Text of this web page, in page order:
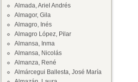
Almada, Ariel Andrés
Almagor, Gila
Almagro, Inés
Almagro López, Pilar
Almansa, Inma
Almansa, Nicolás
Almanza, René
Almárcegui Ballesta, José María